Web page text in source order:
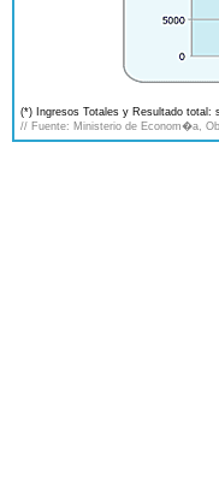
(*) Ingresos Totales y Resultado total:
// Fuente: Ministerio de Econom�a,